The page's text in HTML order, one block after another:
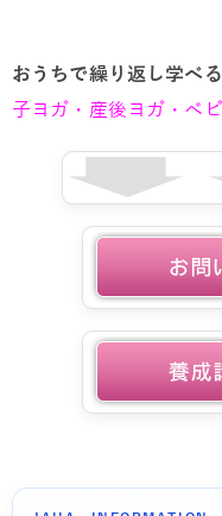
おうちで繰り返し学べ
子ヨガ・産後ヨガ・ベ